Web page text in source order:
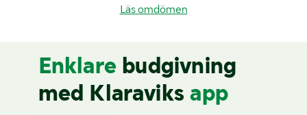
Läs omdömen
Enklare budgivning
med Klaraviks app